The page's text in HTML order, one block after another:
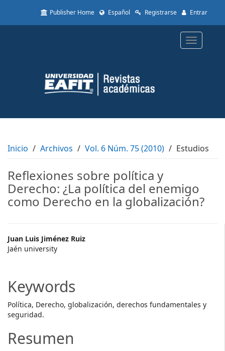
to
Content
Sidebar
Publisher Home Español Registrarse Entrar
Toggle
Inicio Archivos Vol. 6 Núm. 75 (2010) Estudios
Reflexiones sobre política y
Derecho: ¿La política del enemigo
como Derecho en la globalización?
Main
Article
Juan Luis Jiménez Ruiz
Jaén university
Keywords
Política, Derecho, globalización, derechos fundamentales y
seguridad.
Resumen